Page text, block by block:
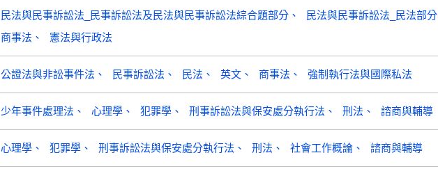
民法與民事訴訟法_民事訴訟法及民法與民事訴訟法綜合題部分 民法與民事訴訟法_民法部分
商事法
憲法與行政法
公證法與非訟事件法 民事訴訟法 民法 英文 商事法 強制執行法與國際私法
少年事件處理法 心理學 犯罪學 刑事訴訟法與保安處分執行法 刑法 諮商與輔導
心理學 犯罪學 刑事訴訟法與保安處分執行法 刑法 社會工作概論 諮商與輔導